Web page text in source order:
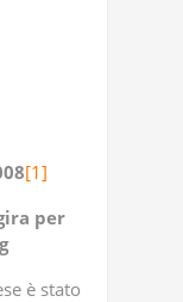
[1]
per
è stato